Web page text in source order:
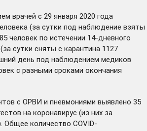
врачей с 29 января 2020 года
(за сутки под наблюдение взяты
человек по истечении 14-дневного
сутки сняты с карантина 1127
день под наблюдением медиков
с разными сроками окончания
с ОРВИ и пневмониями выявлено 35
на коронавирус (из них за
Общее количество COVID-